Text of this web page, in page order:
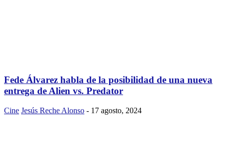
Fede Álvarez habla de la posibilidad de una nueva
entrega de Alien vs. Predator
Cine Jesús Reche Alonso - 17 agosto, 2024